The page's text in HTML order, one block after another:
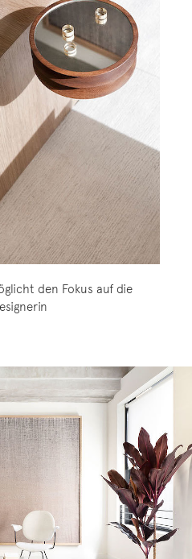
den Fokus auf die